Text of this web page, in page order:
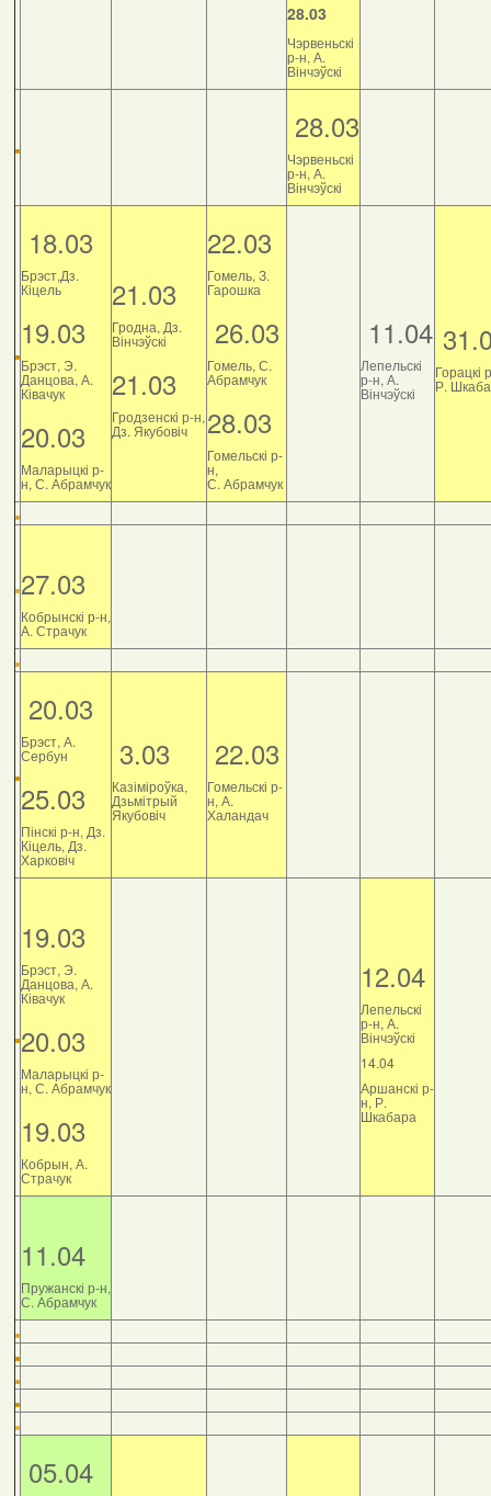
28.03
Чэрвеньскі
р-н, А.
Вінчэўскі
28.03
Чэрвеньскі
р-н, А.
Вінчэўскі
18.03
Брэст,Дз.
Кіцель
19.03
Брэст, Э.
Данцова, А.
Ківачук
20.03
Маларыцкі р-
н, С. Абрамчук
21.03
Гродна, Дз.
Вінчэўскі
21.03
Гродзенскі р-н,
Дз. Якубовіч
22.03
Гомель, З.
Гарошка
26.03
Гомель, С.
Абрамчук
28.03
Гомельскі р-
н,
С. Абрамчук
11.04
Лепельскі
р-н, А.
Вінчэўскі
Горацкі
Р.
27.03
Кобрынскі р-н,
А. Страчук
20.03
Брэст, А.
Сербун
25.03
Пінскі р-н, Дз.
Кіцель, Дз.
Харковіч
3.03
Казіміроўка,
Дзьмітрый
Якубовіч
22.03
Гомельскі р-
н, А.
Халандач
19.03
Брэст, Э.
Данцова, А.
Ківачук
20.03
Маларыцкі р-
н, С. Абрамчук
19.03
Кобрын, А.
Страчук
12.04
Лепельскі
р-н, А.
Вінчэўскі
14.04
Аршанскі р-
н, Р.
Шкабара
11.04
Пружанскі р-н,
С. Абрамчук
05.04